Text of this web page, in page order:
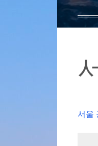
서울